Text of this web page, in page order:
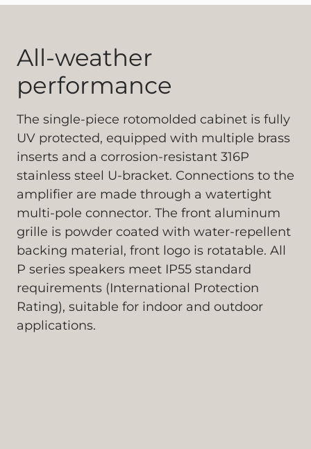
All-weather
performance
The single-piece rotomolded cabinet is fully
UV protected, equipped with multiple brass
inserts and a corrosion-resistant 316P
stainless steel U-bracket. Connections to the
amplifier are made through a watertight
multi-pole connector. The front aluminum
grille is powder coated with water-repellent
backing material, front logo is rotatable. All
P series speakers meet IP55 standard
requirements (International Protection
Rating), suitable for indoor and outdoor
applications.